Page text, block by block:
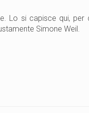
Lo si capisce qui, per
Simone Weil.